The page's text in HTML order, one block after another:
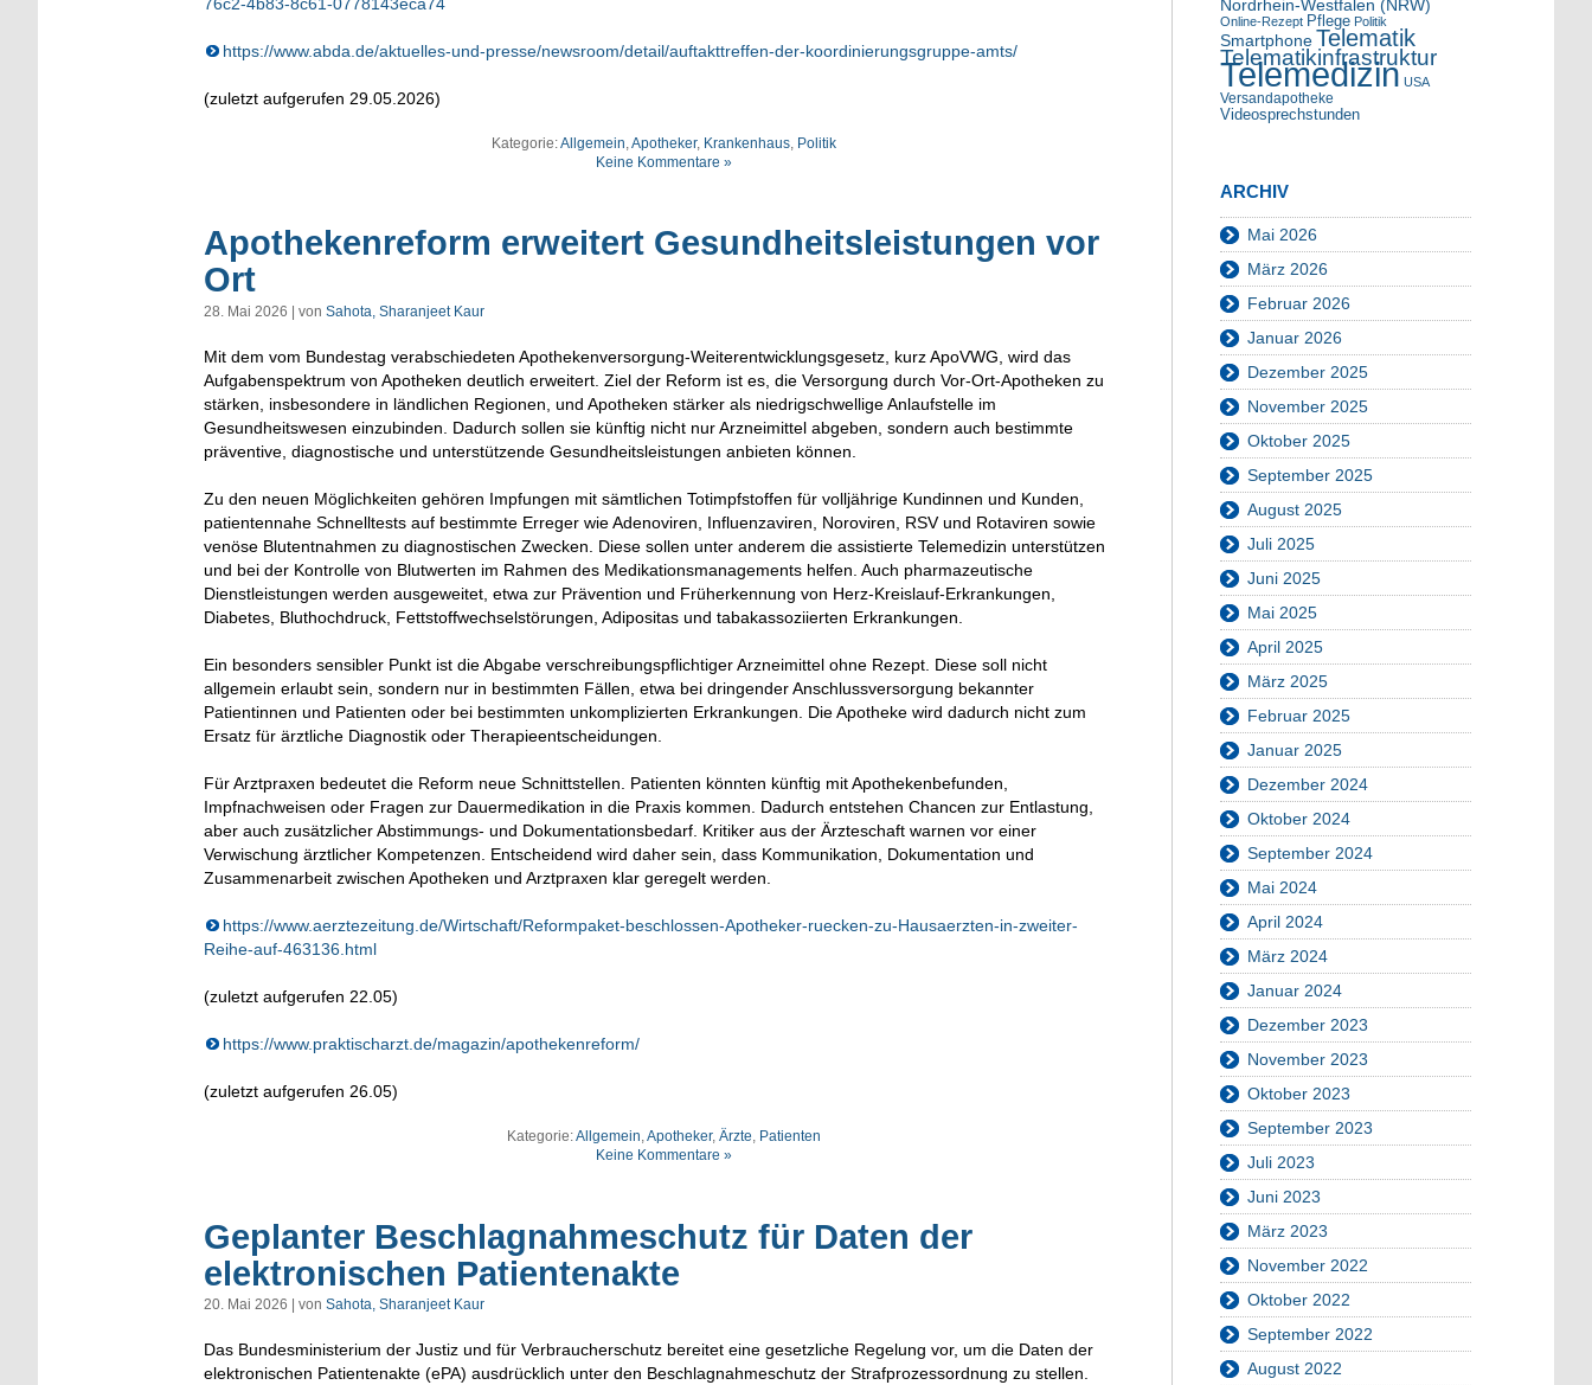
https://www.abda.de/aktuelles-und-presse/newsroom/detail/auftakttreffen-der-koordinierungsgruppe-amts/
(zuletzt aufgerufen 29.05.2026)
Kategorie:Allgemein,Apotheker, Krankenhaus, Politik
Keine Kommentare »
Apothekenreform erweitert Gesundheitsleistungen vor
Ort
28. Mai 2026 | von Sahota, Sharanjeet Kaur
Mit dem vom Bundestag verabschiedeten Apothekenversorgung-Weiterentwicklungsgesetz, kurz ApoVWG, wird das
Aufgabenspektrum von Apotheken deutlich erweitert. Ziel der Reform ist es, die Versorgung durch Vor-Ort-Apotheken zu
stärken, insbesondere in ländlichen Regionen, und Apotheken stärker als niedrigschwellige Anlaufstelle im
Gesundheitswesen einzubinden. Dadurch sollen sie künftig nicht nur Arzneimittel abgeben, sondern auch bestimmte
präventive, diagnostische und unterstützende Gesundheitsleistungen anbieten können.
Zu den neuen Möglichkeiten gehören Impfungen mit sämtlichen Totimpfstoffen für volljährige Kundinnen und Kunden,
patientennahe Schnelltests auf bestimmte Erreger wie Adenoviren, Influenzaviren, Noroviren, RSV und Rotaviren sowie
venöse Blutentnahmen zu diagnostischen Zwecken. Diese sollen unter anderem die assistierte Telemedizin unterstützen
und bei der Kontrolle von Blutwerten im Rahmen des Medikationsmanagements helfen. Auch pharmazeutische
Dienstleistungen werden ausgeweitet, etwa zur Prävention und Früherkennung von Herz-Kreislauf-Erkrankungen,
Diabetes, Bluthochdruck, Fettstoffwechselstörungen, Adipositas und tabakassoziierten Erkrankungen.
Ein besonders sensibler Punkt ist die Abgabe verschreibungspflichtiger Arzneimittel ohne Rezept. Diese soll nicht
allgemein erlaubt sein, sondern nur in bestimmten Fällen, etwa bei dringender Anschlussversorgung bekannter
Patientinnen und Patienten oder bei bestimmten unkomplizierten Erkrankungen. Die Apotheke wird dadurch nicht zum
Ersatz für ärztliche Diagnostik oder Therapieentscheidungen.
Für Arztpraxen bedeutet die Reform neue Schnittstellen. Patienten könnten künftig mit Apothekenbefunden,
Impfnachweisen oder Fragen zur Dauermedikation in die Praxis kommen. Dadurch entstehen Chancen zur Entlastung,
aber auch zusätzlicher Abstimmungs- und Dokumentationsbedarf. Kritiker aus der Ärzteschaft warnen vor einer
Verwischung ärztlicher Kompetenzen. Entscheidend wird daher sein, dass Kommunikation, Dokumentation und
Zusammenarbeit zwischen Apotheken und Arztpraxen klar geregelt werden.
https://www.aerztezeitung.de/Wirtschaft/Reformpaket-beschlossen-Apotheker-ruecken-zu-Hausaerzten-in-zweiter-
Reihe-auf-463136.html
(zuletzt aufgerufen 22.05)
https://www.praktischarzt.de/magazin/apothekenreform/
(zuletzt aufgerufen 26.05)
Kategorie:Allgemein,Apotheker, Ärzte, Patienten
Keine Kommentare »
Geplanter Beschlagnahmeschutz für Daten der
elektronischen Patientenakte
20. Mai 2026 | von Sahota, Sharanjeet Kaur
Das Bundesministerium der Justiz und für Verbraucherschutz bereitet eine gesetzliche Regelung vor, um die Daten der
elektronischen Patientenakte (ePA) ausdrücklich unter den Beschlagnahmeschutz der Strafprozessordnung zu stellen.
Nordrhein-Westfalen (NRW)
Online-Rezept Pflege Politik
Smartphone Telematik
Telematikinfrastruktur
Telemedizin USA
Versandapotheke
Videosprechstunden
ARCHIV
Mai 2026
März 2026
Februar 2026
Januar 2026
Dezember 2025
November 2025
Oktober 2025
September 2025
August 2025
Juli 2025
Juni 2025
Mai 2025
April 2025
März 2025
Februar 2025
Januar 2025
Dezember 2024
Oktober 2024
September 2024
Mai 2024
April 2024
März 2024
Januar 2024
Dezember 2023
November 2023
Oktober 2023
September 2023
Juli 2023
Juni 2023
März 2023
November 2022
Oktober 2022
September 2022
August 2022